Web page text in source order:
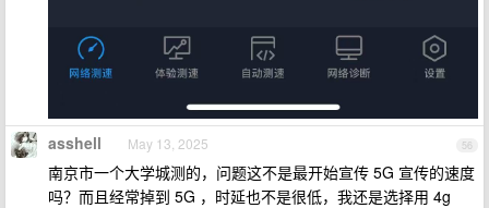
56
asshell May 13, 2025
南京市一个大学城测的，问题这不是最开始宣传 5G 宣传的速度
吗？而且经常掉到 5G ，时延也不是很低，我还是选择用 4g